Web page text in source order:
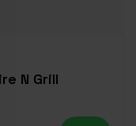
N Grill